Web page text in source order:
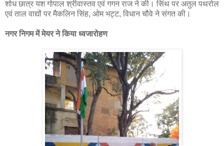
शोध छात्र यश गोपाल श्रीवास्तव एवं गगन राज ने की। सिंथ पर अतुल पथरोल
एवं ताल वाद्यों पर मैकलिन सिंह, ओम भट्ट, विधान चौवे ने संगत की।
नगर निगम में मेयर ने किया ध्वजारोहण